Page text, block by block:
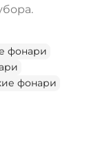
фонари
фонари